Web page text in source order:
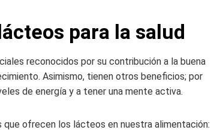
para la salud
reconocidos por su contribución a la buena
Asimismo, tienen otros beneficios; por
de energía y a tener una mente activa.
que ofrecen los lácteos en nuestra alimentación: